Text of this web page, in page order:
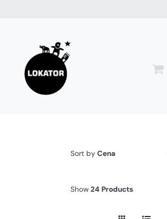
zawartości
Sort byCena
Show24 Products